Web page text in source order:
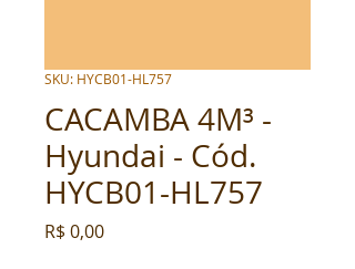
SKU: HYCB01-HL757
CACAMBA 4M³ -
Hyundai - Cód.
HYCB01-HL757
R$ 0,00Preço